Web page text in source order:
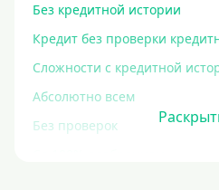
Без кредитной истории
Кредит без проверки
Сложности с кредитной
Абсолютно всем
Без проверок